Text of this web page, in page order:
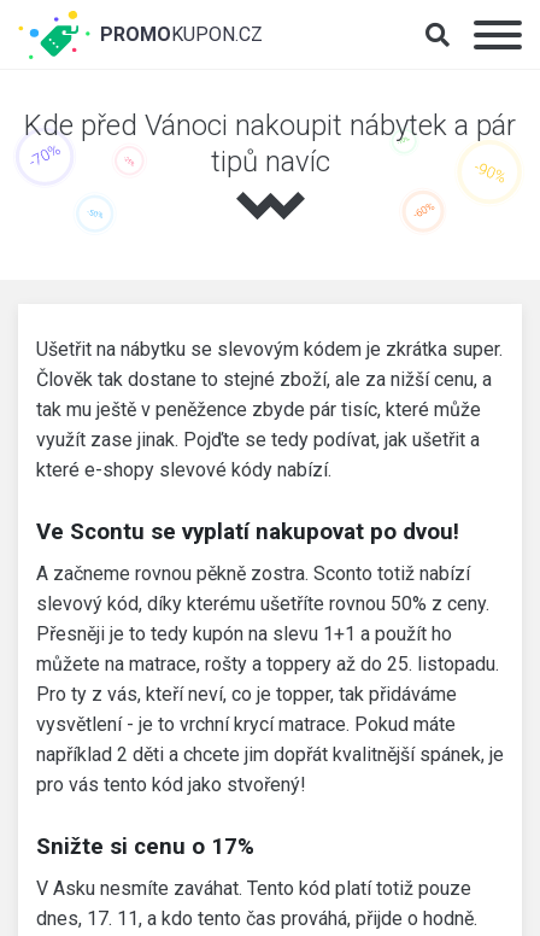
Kde před Vánoci nakoupit nábytek a pár
tipů navíc
Ušetřit na nábytku se slevovým kódem je zkrátka super.
Člověk tak dostane to stejné zboží, ale za nižší cenu, a
tak mu ještě v peněžence zbyde pár tisíc, které může
využít zase jinak. Pojďte se tedy podívat, jak ušetřit a
které e-shopy slevové kódy nabízí.
Ve Scontu se vyplatí nakupovat po dvou!
A začneme rovnou pěkně zostra. Sconto totiž nabízí
slevový kód, díky kterému ušetříte rovnou 50% z ceny.
Přesněji je to tedy kupón na slevu 1+1 a použít ho
můžete na matrace, rošty a toppery až do 25. listopadu.
Pro ty z vás, kteří neví, co je topper, tak přidáváme
vysvětlení - je to vrchní krycí matrace. Pokud máte
například 2 děti a chcete jim dopřát kvalitnější spánek, je
pro vás tento kód jako stvořený!
Snižte si cenu o 17%
V Asku nesmíte zaváhat. Tento kód platí totiž pouze
dnes, 17. 11, a kdo tento čas prováhá, přijde o hodně.
PROMOKUPON.CZ